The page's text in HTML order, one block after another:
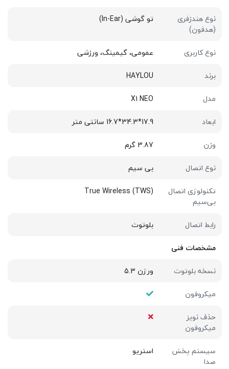
نوع هندزفری
(هدفون)
تو گوشی (In-Ear)
نوع کاربری
عمومی، گیمینگ، ورزشی
برند
HAYLOU
مدل
X1 NEO
ابعاد
17.9*34.3*16.7 سانتی متر
وزن
3.87 گرم
نوع اتصال
بی سیم
تکنولوژی اتصال
بی‌سیم
True Wireless (TWS)
رابط اتصال
بلوتوث
مشخصات فنی
نسخه بلوتوث
ورژن 5.3
میکروفون
حذف نویز
میکروفون
سیستم پخش
صدا
استریو